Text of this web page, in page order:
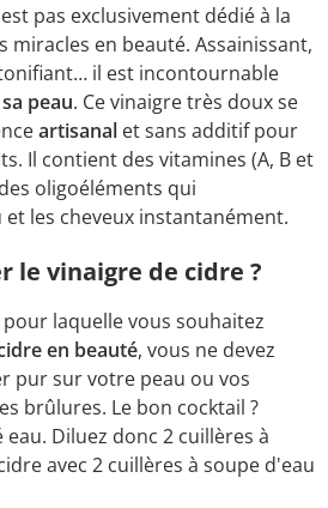
pas exclusivement dédié à la
miracles en beauté. Assainissant,
il est incontournable
peau. Ce vinaigre très doux se
artisanal et sans additif pour
Il contient des vitamines (A, B et
oligoéléments qui
les cheveux instantanément.
le vinaigre de cidre ?
laquelle vous souhaitez
en beauté, vous ne devez
pur sur votre peau ou vos
brûlures. Le bon cocktail ?
Diluez donc 2 cuillères à
avec 2 cuillères à soupe d'eau